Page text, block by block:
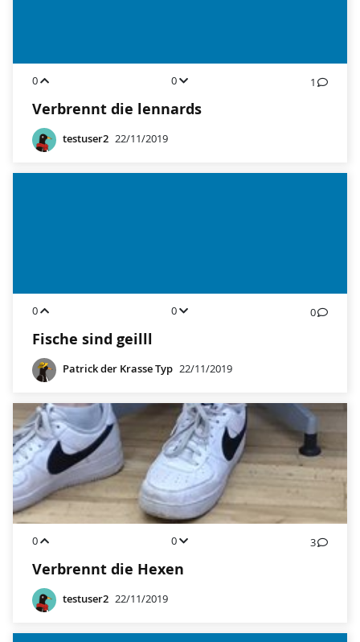
0 0 1
Verbrennt die lennards
testuser2 22/11/2019
0 0 0
Fische sind geilll
Patrick der Krasse Typ 22/11/2019
0 0 3
Verbrennt die Hexen
testuser2 22/11/2019